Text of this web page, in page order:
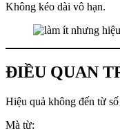
Không kéo dài vô hạn.
ĐIỀU QUAN
Hiệu quả không đến từ
Mà từ: